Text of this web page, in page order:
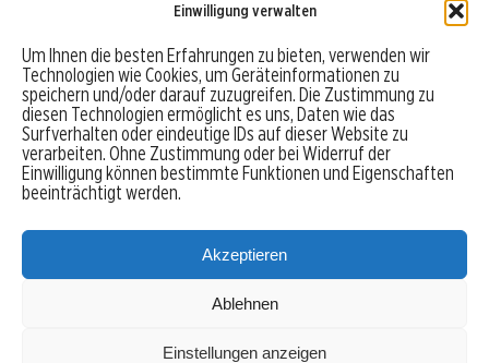
Einwilligung verwalten
Um Ihnen die besten Erfahrungen zu bieten, verwenden wir
Technologien wie Cookies, um Geräteinformationen zu
speichern und/oder darauf zuzugreifen. Die Zustimmung zu
diesen Technologien ermöglicht es uns, Daten wie das
Surfverhalten oder eindeutige IDs auf dieser Website zu
verarbeiten. Ohne Zustimmung oder bei Widerruf der
Einwilligung können bestimmte Funktionen und Eigenschaften
beeinträchtigt werden.
Akzeptieren
Ablehnen
Einstellungen anzeigen
Robo-Advisor vergleichen
Depotvergleich
Festgeld vergleichen
Tagesgeld vergleichen